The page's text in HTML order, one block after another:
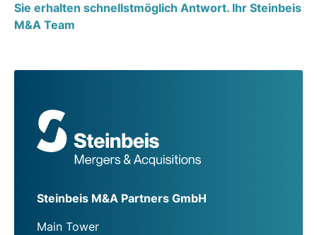
Sie erhalten schnellstmöglich Antwort. Ihr Steinbeis
M&A Team
Steinbeis M&A Partners GmbH
Main Tower